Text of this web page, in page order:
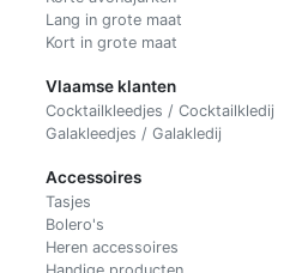
Lang in grote maat
Kort in grote maat
Vlaamse klanten
Cocktailkleedjes / Cocktailkledij
Galakleedjes / Galakledij
Accessoires
Tasjes
Bolero's
Heren accessoires